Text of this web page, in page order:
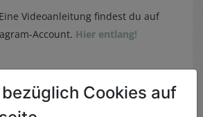
Eine Videoanleitung findest du auf
Account. Hier entlang!
bezüglich Cookies auf